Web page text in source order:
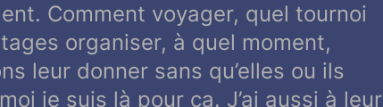
Comment voyager, quel tournoi
organiser, à quel moment,
leur donner sans qu’elles ou ils
je suis là pour ça. J’ai aussi à leur